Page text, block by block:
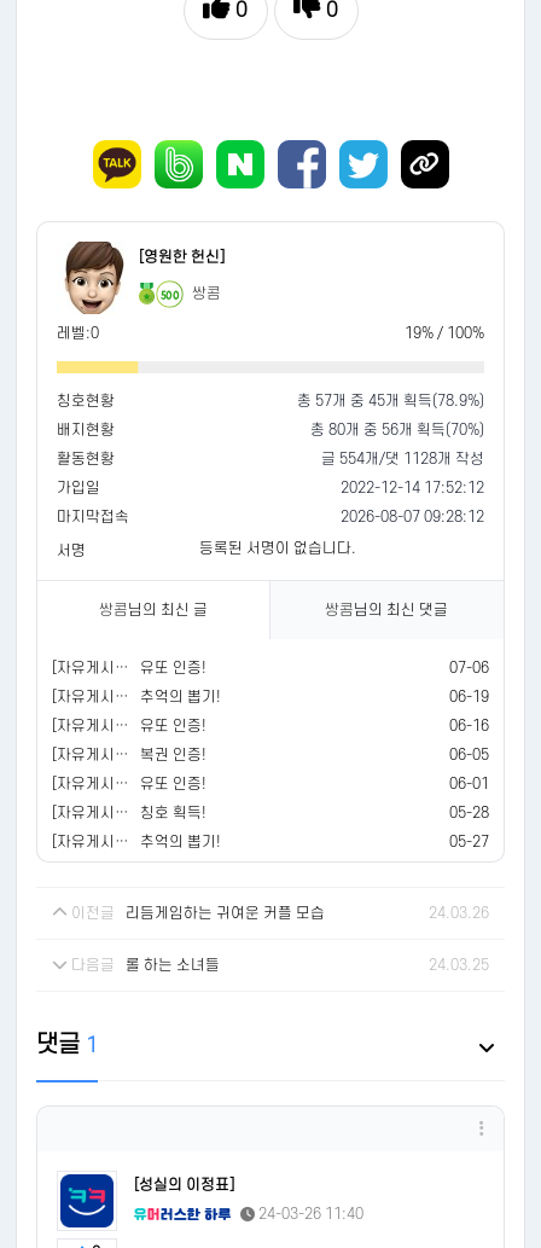
0 0
[영원한 헌신]
500 쌍콤
레벨:0 19% / 100%
칭호현황
총 57개 중 45개 획득(78.9%)
배지현황
총 80개 중 56개 획득(70%)
활동현황
글 554개/댓 1128개 작성
가입일
2022-12-14 17:52:12
마지막접속
2026-08-07 09:28:12
서명
등록된 서명이 없습니다.
쌍콤님의 최신 글 쌍콤님의 최신 댓글
[자유게시판] 유또 인증!
07-06
[자유게시판]
추억의 뽑기!
06-19
[자유게시판]
유또 인증!
06-16
[자유게시판]
복권 인증!
06-05
[자유게시판]
유또 인증!
06-01
[자유게시판]
칭호 획득!
05-28
[자유게시판]
추억의 뽑기! 05-27
이전글 리듬게임하는 귀여운 커플 모습 24.03.26
다음글 롤 하는 소녀들 24.03.25
댓글 1
[성실의 이정표]
24-03-26 11:40